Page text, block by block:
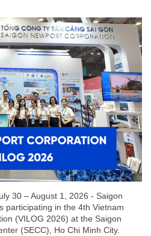
30 – August 1, 2026 - Saigon
participating in the 4th Vietnam
(VILOG 2026) at the Saigon
(SECC), Ho Chi Minh City.